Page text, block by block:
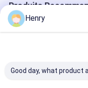
Produits
Henry
Good day, what product